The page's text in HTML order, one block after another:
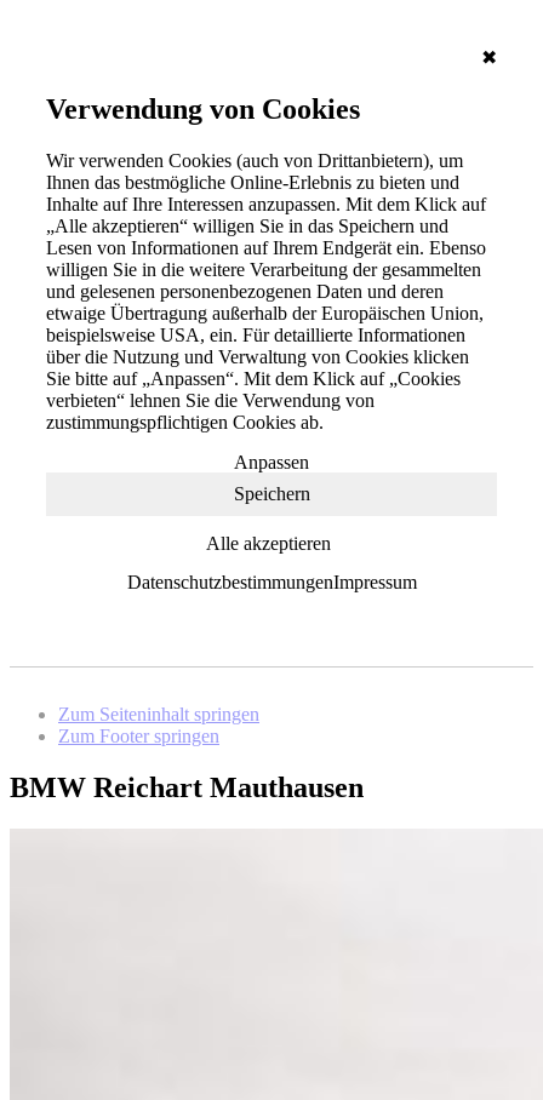
✖
Verwendung von Cookies
Wir verwenden Cookies (auch von Drittanbietern), um
Ihnen das bestmögliche Online-Erlebnis zu bieten und
Inhalte auf Ihre Interessen anzupassen. Mit dem Klick auf
„Alle akzeptieren“ willigen Sie in das Speichern und
Lesen von Informationen auf Ihrem Endgerät ein. Ebenso
willigen Sie in die weitere Verarbeitung der gesammelten
und gelesenen personenbezogenen Daten und deren
etwaige Übertragung außerhalb der Europäischen Union,
beispielsweise USA, ein. Für detaillierte Informationen
über die Nutzung und Verwaltung von Cookies klicken
Sie bitte auf „Anpassen“. Mit dem Klick auf „Cookies
verbieten“ lehnen Sie die Verwendung von
zustimmungspflichtigen Cookies ab.
Speichern
Alle akzeptieren
Anpassen
DatenschutzbestimmungenImpressum
Zum Seiteninhalt springen
Zum Footer springen
BMW Reichart Mauthausen